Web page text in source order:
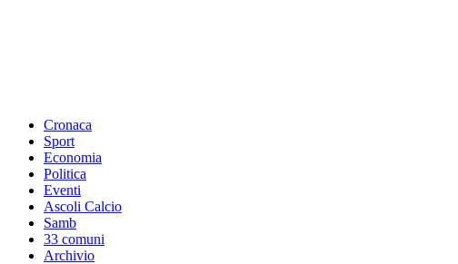
Cronaca
Sport
Economia
Politica
Eventi
Ascoli Calcio
Samb
33 comuni
Archivio